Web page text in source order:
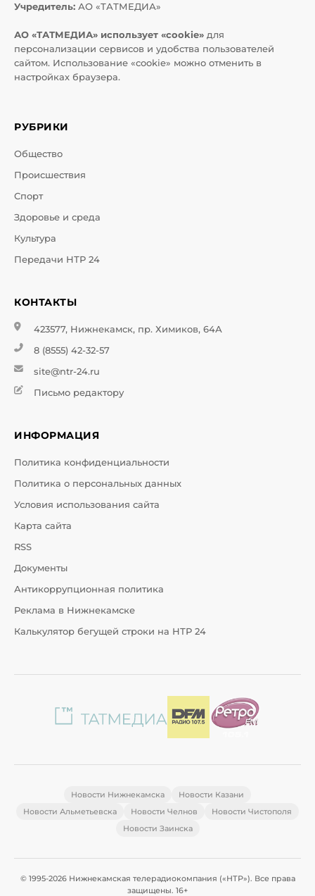
Учредитель: АО «ТАТМЕДИА»
АО «ТАТМЕДИА» использует «cookie» для
персонализации сервисов и удобства пользователей
сайтом. Использование «cookie» можно отменить в
настройках браузера.
РУБРИКИ
Общество
Происшествия
Спорт
Здоровье и среда
Культура
Передачи НТР 24
КОНТАКТЫ
423577, Нижнекамск, пр. Химиков, 64А
8 (8555) 42-32-57
site@ntr-24.ru
Письмо редактору
ИНФОРМАЦИЯ
Политика конфиденциальности
Политика о персональных данных
Условия использования сайта
Карта сайта
RSS
Документы
Антикоррупционная политика
Реклама в Нижнекамске
Калькулятор бегущей строки на НТР 24
Новости Нижнекамска
Новости Казани
Новости Альметьевска
Новости Челнов
Новости Чистополя
Новости Заинска
© 1995-2026 Нижнекамская телерадиокомпания («НТР»). Все права
защищены. 16+